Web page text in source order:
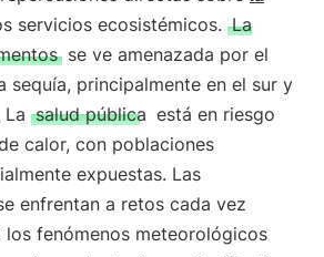
servicios ecosistémicos. La
se ve amenazada por el
sequía, principalmente en el sur y
salud pública está en riesgo
calor, con poblaciones
expuestas. Las
enfrentan a retos cada vez
los fenómenos meteorológicos